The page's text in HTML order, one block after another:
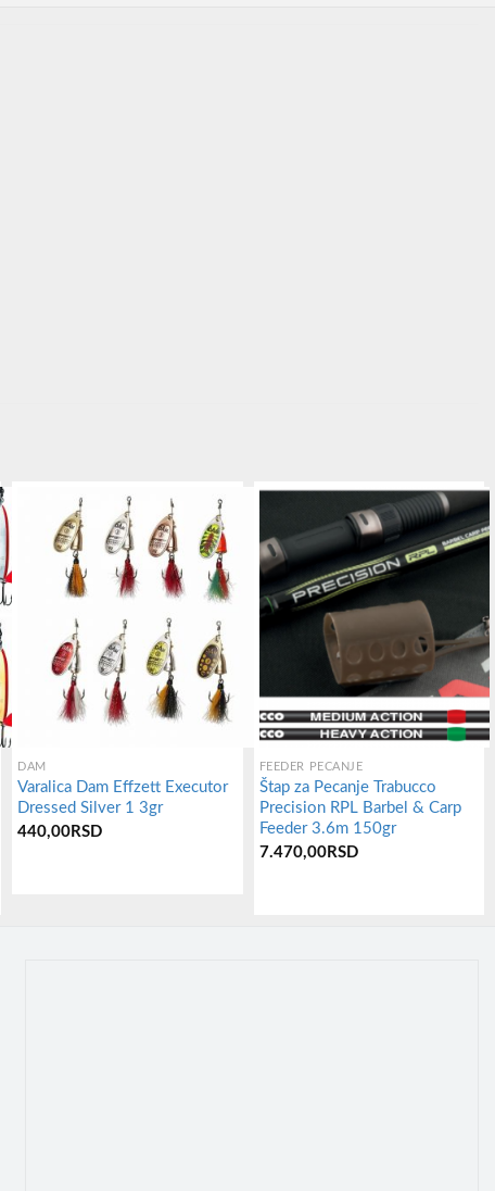
DAM
Varalica Dam Effzett Executor
Dressed Silver 1 3gr
440,00 RSD
FEEDER PECANJE
Štap za Pecanje Trabucco
Precision RPL Barbel & Carp
Feeder 3.6m 150gr
7.470,00RSD